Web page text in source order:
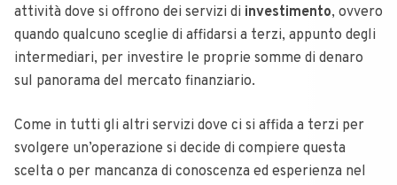
attività dove si offrono dei servizi di investimento, ovvero
quando qualcuno sceglie di affidarsi a terzi, appunto degli
intermediari, per investire le proprie somme di denaro
sul panorama del mercato finanziario.
Come in tutti gli altri servizi dove ci si affida a terzi per
svolgere un’operazione si decide di compiere questa
scelta o per mancanza di conoscenza ed esperienza nel